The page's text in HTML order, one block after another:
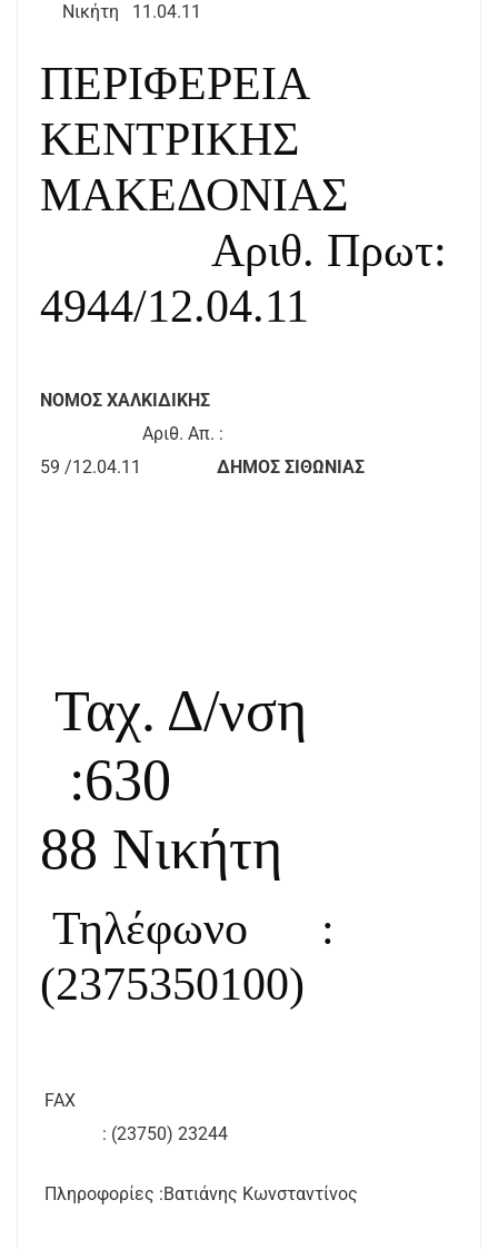
Νικήτη
11.04.11
ΠΕΡΙΦΕΡΕΙΑ
ΚΕΝΤΡΙΚΗΣ
ΜΑΚΕΔΟΝΙΑΣ
Αριθ. Πρωτ:
4944/12.04.11
ΝΟΜΟΣ ΧΑΛΚΙΔΙΚΗΣ
Αριθ. Απ. :
59 /12.04.11
ΔΗΜΟΣ ΣΙΘΩΝΙΑΣ
Ταχ. Δ/νση
:630
88 Νικήτη
Τηλέφωνο
:
(2375350100)
FAX
: (23750) 23244
Πληροφορίες :Βατιάνης Κωνσταντίνος